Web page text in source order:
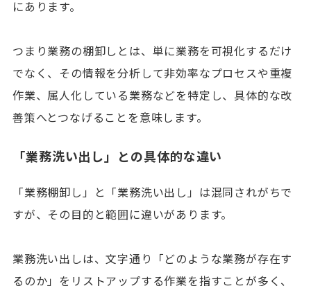
にあります。
つまり業務の棚卸しとは、単に業務を可視化するだけ
でなく、その情報を分析して非効率なプロセスや重複
作業、属人化している業務などを特定し、具体的な改
善策へとつなげることを意味します。
「業務洗い出し」との具体的な違い
「業務棚卸し」と「業務洗い出し」は混同されがちで
すが、その目的と範囲に違いがあります。
業務洗い出しは、文字通り「どのような業務が存在す
るのか」をリストアップする作業を指すことが多く、